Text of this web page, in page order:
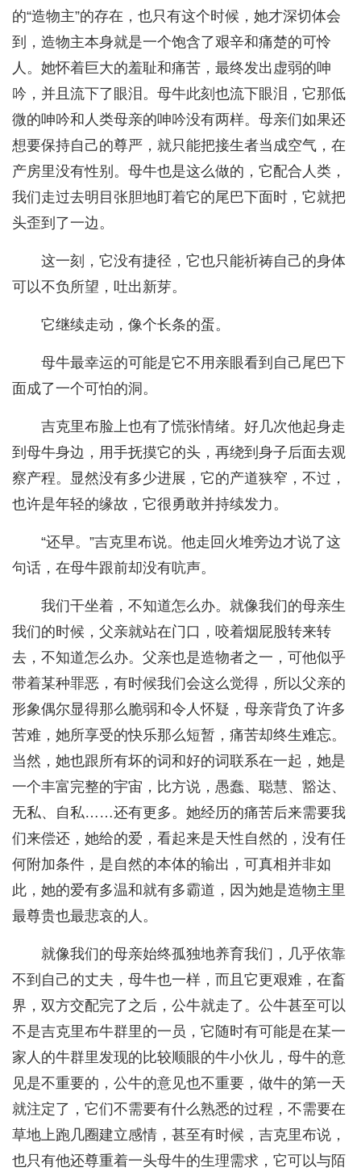
的“造物主”的存在，也只有这个时候，她才深切体会
到，造物主本身就是一个饱含了艰辛和痛楚的可怜
人。她怀着巨大的羞耻和痛苦，最终发出虚弱的呻
吟，并且流下了眼泪。母牛此刻也流下眼泪，它那低
微的呻吟和人类母亲的呻吟没有两样。母亲们如果还
想要保持自己的尊严，就只能把接生者当成空气，在
产房里没有性别。母牛也是这么做的，它配合人类，
我们走过去明目张胆地盯着它的尾巴下面时，它就把
头歪到了一边。
这一刻，它没有捷径，它也只能祈祷自己的身体
可以不负所望，吐出新芽。
它继续走动，像个长条的蛋。
母牛最幸运的可能是它不用亲眼看到自己尾巴下
面成了一个可怕的洞。
吉克里布脸上也有了慌张情绪。好几次他起身走
到母牛身边，用手抚摸它的头，再绕到身子后面去观
察产程。显然没有多少进展，它的产道狭窄，不过，
也许是年轻的缘故，它很勇敢并持续发力。
“还早。”吉克里布说。他走回火堆旁边才说了这
句话，在母牛跟前却没有吭声。
我们干坐着，不知道怎么办。就像我们的母亲生
我们的时候，父亲就站在门口，咬着烟屁股转来转
去，不知道怎么办。父亲也是造物者之一，可他似乎
带着某种罪恶，有时候我们会这么觉得，所以父亲的
形象偶尔显得那么脆弱和令人怀疑，母亲背负了许多
苦难，她所享受的快乐那么短暂，痛苦却终生难忘。
当然，她也跟所有坏的词和好的词联系在一起，她是
一个丰富完整的宇宙，比方说，愚蠢、聪慧、豁达、
无私、自私……还有更多。她经历的痛苦后来需要我
们来偿还，她给的爱，看起来是天性自然的，没有任
何附加条件，是自然的本体的输出，可真相并非如
此，她的爱有多温和就有多霸道，因为她是造物主里
最尊贵也最悲哀的人。
就像我们的母亲始终孤独地养育我们，几乎依靠
不到自己的丈夫，母牛也一样，而且它更艰难，在畜
界，双方交配完了之后，公牛就走了。公牛甚至可以
不是吉克里布牛群里的一员，它随时有可能是在某一
家人的牛群里发现的比较顺眼的牛小伙儿，母牛的意
见是不重要的，公牛的意见也不重要，做牛的第一天
就注定了，它们不需要有什么熟悉的过程，不需要在
草地上跑几圈建立感情，甚至有时候，吉克里布说，
也只有他还尊重着一头母牛的生理需求，它可以与陌